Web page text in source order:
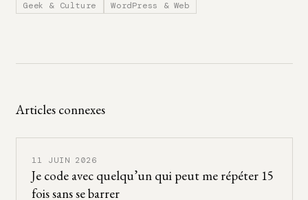
Geek & Culture WordPress & Web
Articles connexes
11 JUIN 2026
Je code avec quelqu’un qui peut me répéter 15
fois sans se barrer